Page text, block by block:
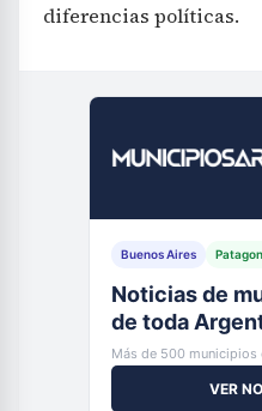
diferencias políticas.
Buenos Aires
Noticias de
de toda
Más de 500 municipios
VER